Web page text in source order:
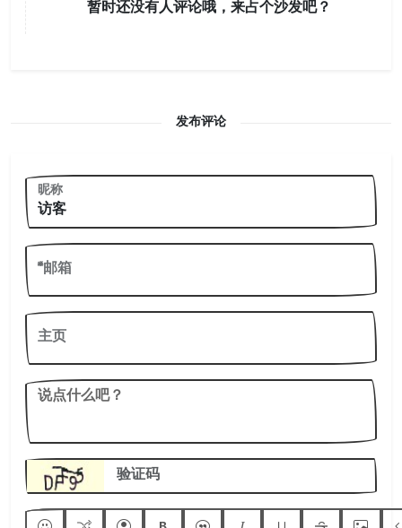
暂时还没有人评论哦，来占个沙发吧？
发布评论
昵称
*邮箱
主页